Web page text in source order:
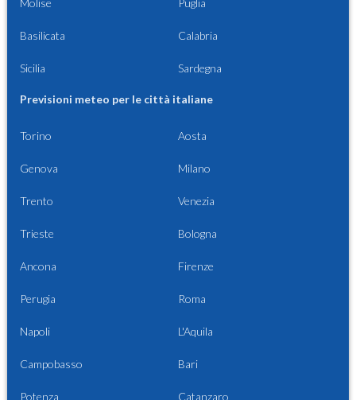
Molise Puglia
Basilicata Calabria
Sicilia Sardegna
Previsioni meteo per le città italiane
Torino Aosta
Genova Milano
Trento Venezia
Trieste Bologna
Ancona Firenze
Perugia Roma
Napoli L'Aquila
Campobasso Bari
Potenza Catanzaro